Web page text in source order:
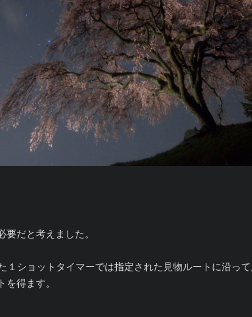
だと考えました。
ショットタイマーでは指定された見物ルートに沿っ
得ます。